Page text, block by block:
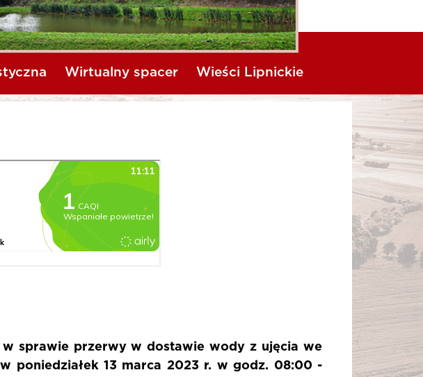
Wirtualny spacer Wieści Lipnickie
w sprawie przerwy w dostawie wody z ujęcia we
poniedziałek 13 marca 2023 r. w godz. 08:00 -